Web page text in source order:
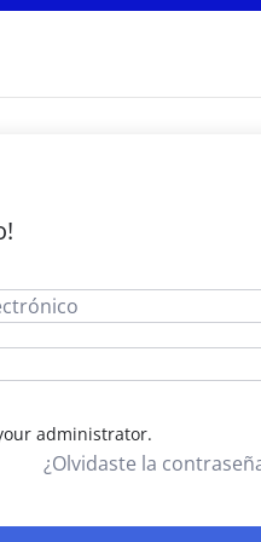
administrator.
¿Olvidaste la